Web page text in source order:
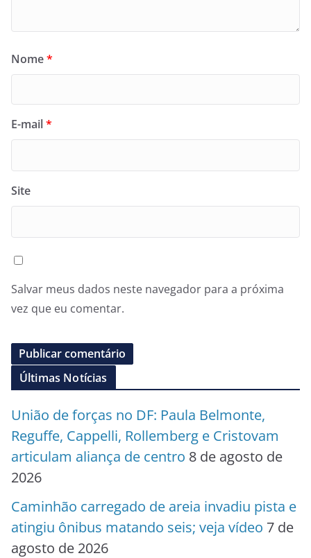
Nome*
E-mail*
Site
Salvar meus dados neste navegador para a próxima
vez que eu comentar.
Últimas Notícias
União de forças no DF: Paula Belmonte,
Reguffe, Cappelli, Rollemberg e Cristovam
articulam aliança de centro 8 de agosto de
2026
Caminhão carregado de areia invadiu pista e
atingiu ônibus matando seis; veja vídeo 7 de
agosto de 2026